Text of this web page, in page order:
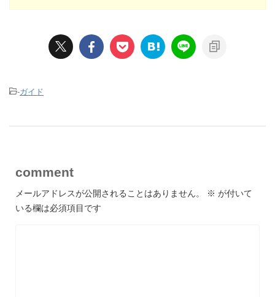
-ガイド
comment
メールアドレスが公開されることはありません。 ※ が付いて
いる欄は必須項目です